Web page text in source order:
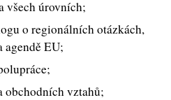
všech úrovních;
o regionálních otázkách,
agendě EU;
obchodních vztahů;